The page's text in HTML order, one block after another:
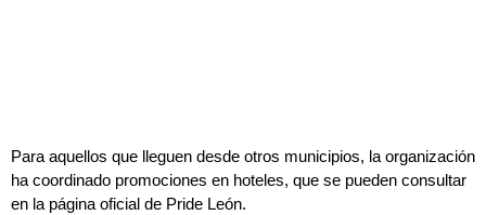
Para aquellos que lleguen desde otros municipios, la organización
ha coordinado promociones en hoteles, que se pueden consultar
en la página oficial de Pride León.